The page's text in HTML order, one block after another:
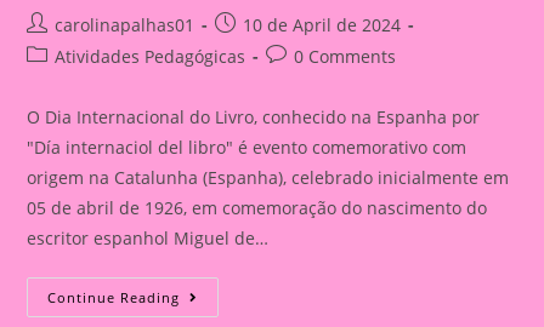
Post
author:
carolinapalhas01
Post
published:
10 de April de 2024
PostAtividades Pedagógicas
Post0 Comments
O Dia Internacional do Livro, conhecido na Espanha por
"Día internaciol del libro" é evento comemorativo com
origem na Catalunha (Espanha), celebrado inicialmente em
05 de abril de 1926, em comemoração do nascimento do
escritor espanhol Miguel de…
Continue Reading Atividade
Dia